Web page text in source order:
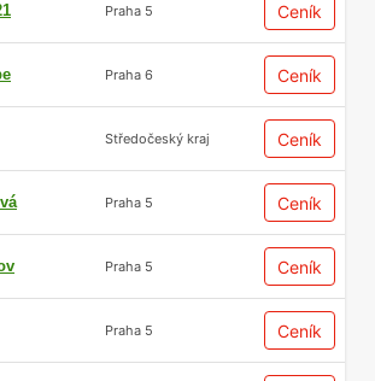
Praha 5 Ceník
Praha 6 Ceník
Středočeský kraj Ceník
Praha 5 Ceník
Praha 5 Ceník
Praha 5 Ceník